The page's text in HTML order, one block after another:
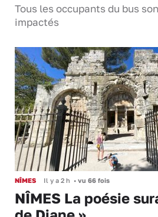
Tous les occupants du bus
impactés
NÎMES Il y a 2 h • vu 66 fois
NÎMES La poésie